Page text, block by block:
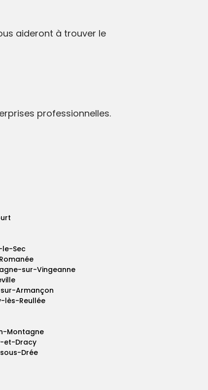
aideront à trouver le
professionnelles.
le-Sec
sur-Vingeanne
Armançon
lès-Reullée
Montagne
et-Dracy
Drée